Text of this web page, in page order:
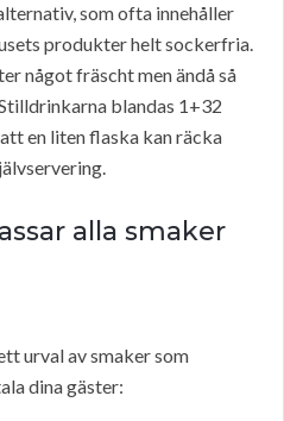
som ofta innehåller
produkter helt sockerfria.
något fräscht men ändå så
blandas 1+32
en liten flaska kan räcka
alla smaker
urval av smaker som
dina gäster: